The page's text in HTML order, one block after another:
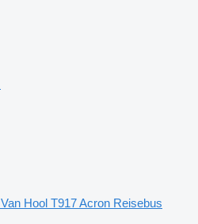
Van Hool T917 Acron Reisebus